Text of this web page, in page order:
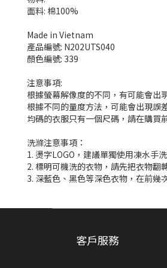
面料: 棉100%
Made in Vietnam
產品編號: N202UTS040
顏色編號: 339
注意事項:
根據螢幕解像度的不同，有可能會出
根據不同的量度方法，可能會出現誤
均碼的衣服只有一個尺碼，請在購買
洗滌注意事項：
1. 燙字LOGO，建議單獨使用凍水手洗
2. 標明可機洗的衣物，請先把衣物翻
3. 深藍色、黑色等深色衣物，在前幾
客戶服務